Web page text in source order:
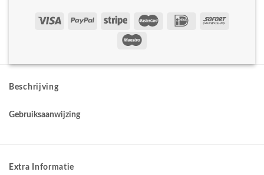
Beschrijving
Gebruiksaanwijzing
Extra Informatie